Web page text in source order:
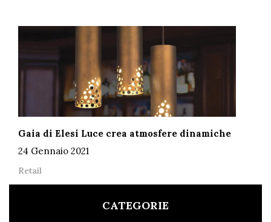
Gaia di Elesi Luce crea atmosfere dinamiche
24 Gennaio 2021
Retail
CATEGORIE